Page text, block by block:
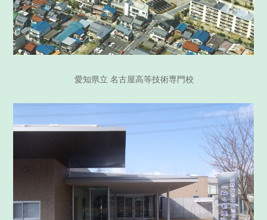
愛知県立 名古屋高等技術専門校